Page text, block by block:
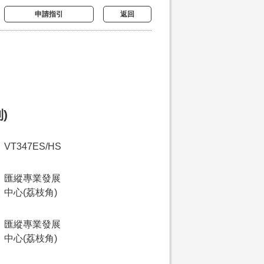
申請指引 返回
)
VT347ES/HS
匯縱專業發展
中心(荔枝角)
匯縱專業發展
中心(荔枝角)